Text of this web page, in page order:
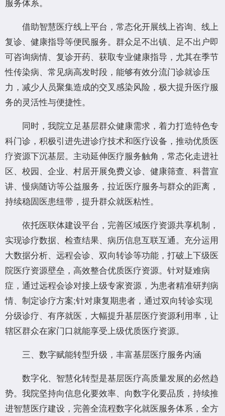
借助智慧医疗线上平台，常态化开展线上咨询、线上
复诊、健康指导等便民服务。群众足不出镇、足不出户即
可咨询病情、复诊开药、获取专业健康指导，尤其在季节
性传染病、常见病高发时段，能够有效分流门诊就诊压
力，减少人员聚集造成的交叉感染风险，极大提升医疗服
务的灵活性与便捷性。
同时，我院立足基层群众健康需求，着力打造特色专
科门诊，积极引进先进诊疗技术和医疗设备，推动优质医
疗资源下沉基层。主动延伸医疗服务触角，常态化走进社
区、校园、企业、村居开展免费义诊、健康筛查、科普宣
讲、慢病随访等公益服务，拉近医疗服务与群众的距离，
持续稳固医患纽带，提升群众就医粘性。
依托医联体建设平台，完善区域医疗资源共享机制，
实现诊疗数据、检查结果、病历信息互联互通。充分运用
大数据分析、远程会诊、双向转诊等功能，打破上下级医
院医疗资源壁垒，高效整合优质医疗资源。针对疑难病
症，通过远程会诊对接上级专家资源，为患者精准研判病
情、制定诊疗方案;针对康复期患者，通过双向转诊实现
分级诊疗、有序就医，大幅提升基层医疗资源利用率，让
辖区群众在家门口就能享受上级优质医疗资源。
三、数字赋能转型升级，丰富基层医疗服务内涵
数字化、智慧化转型是基层医疗高质量发展的必然趋
势。我院坚持向信息化要效率、向数字化要品质，持续推
进智慧医疗建设，完善全流程数字化就医服务体系，全方